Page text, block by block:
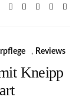
, Reviews
Kneipp